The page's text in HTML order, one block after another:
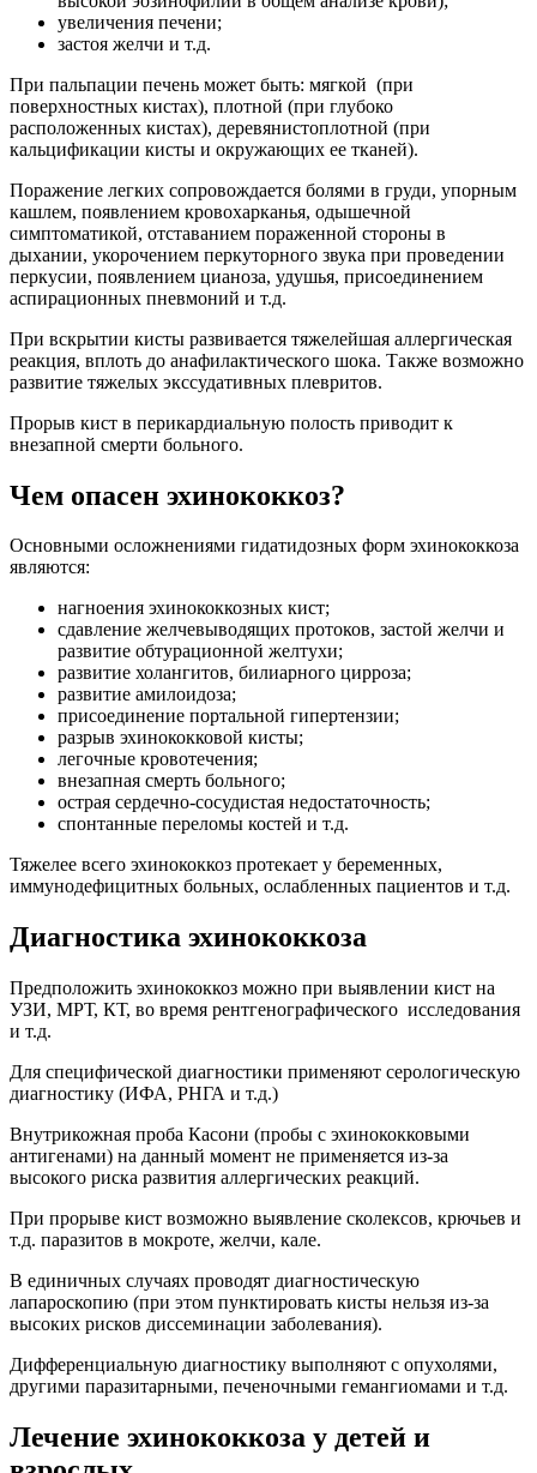
увеличения печени;
застоя желчи и т.д.
При пальпации печень может быть: мягкой (при
поверхностных кистах), плотной (при глубоко
расположенных кистах), деревянистоплотной (при
кальцификации кисты и окружающих ее тканей).
Поражение легких сопровождается болями в груди, упорным
кашлем, появлением кровохарканья, одышечной
симптоматикой, отставанием пораженной стороны в
дыхании, укорочением перкуторного звука при проведении
перкусии, появлением цианоза, удушья, присоединением
аспирационных пневмоний и т.д.
При вскрытии кисты развивается тяжелейшая аллергическая
реакция, вплоть до анафилактического шока. Также возможно
развитие тяжелых экссудативных плевритов.
Прорыв кист в перикардиальную полость приводит к
внезапной смерти больного.
Чем опасен эхинококкоз?
Основными осложнениями гидатидозных форм эхинококкоза
являются:
нагноения эхинококкозных кист;
сдавление желчевыводящих протоков, застой желчи и
развитие обтурационной желтухи;
развитие холангитов, билиарного цирроза;
развитие амилоидоза;
присоединение портальной гипертензии;
разрыв эхинококковой кисты;
легочные кровотечения;
внезапная смерть больного;
острая сердечно-сосудистая недостаточность;
спонтанные переломы костей и т.д.
Тяжелее всего эхинококкоз протекает у беременных,
иммунодефицитных больных, ослабленных пациентов и т.д.
Диагностика эхинококкоза
Предположить эхинококкоз можно при выявлении кист на
УЗИ, МРТ, КТ, во время рентгенографического исследования
и т.д.
Для специфической диагностики применяют серологическую
диагностику (ИФА, РНГА и т.д.)
Внутрикожная проба Касони (пробы с эхинококковыми
антигенами) на данный момент не применяется из-за
высокого риска развития аллергических реакций.
При прорыве кист возможно выявление сколексов, крючьев и
т.д. паразитов в мокроте, желчи, кале.
В единичных случаях проводят диагностическую
лапароскопию (при этом пунктировать кисты нельзя из-за
высоких рисков диссеминации заболевания).
Дифференциальную диагностику выполняют с опухолями,
другими паразитарными, печеночными гемангиомами и т.д.
Лечение эхинококкоза у детей и